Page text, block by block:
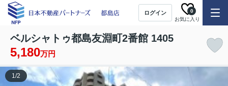
ログイン
お気に入り
0
ベルシャトゥ都島友淵町2番館 1405
5,180万円
1/2